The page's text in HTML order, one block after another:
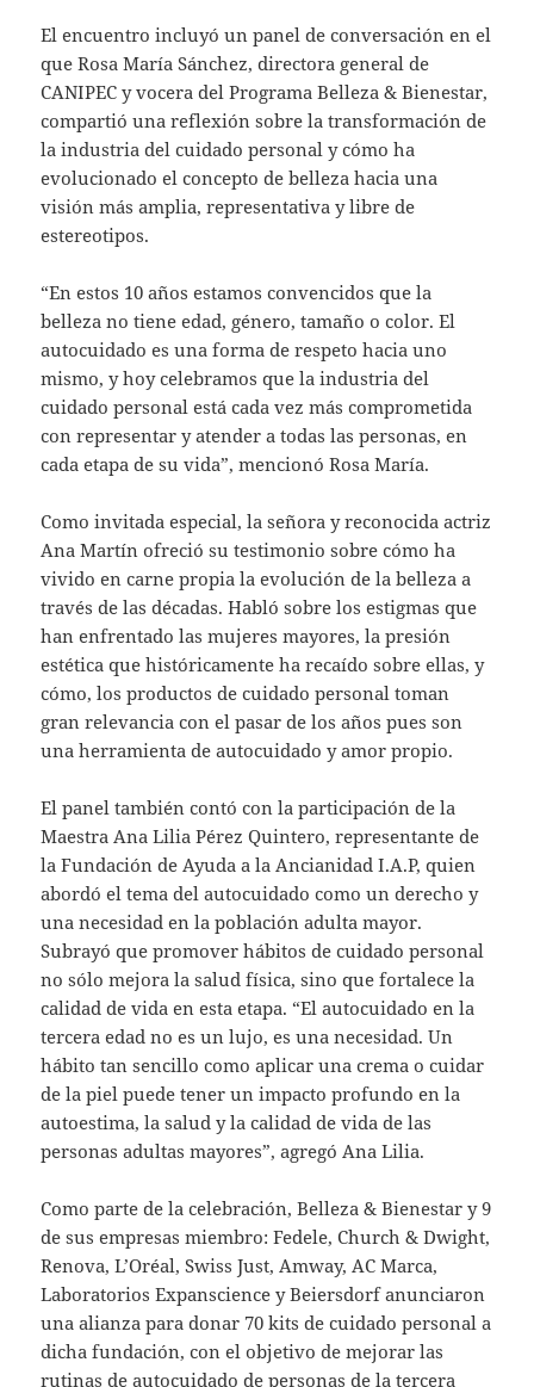
El encuentro incluyó un panel de conversación en el
que Rosa María Sánchez, directora general de
CANIPEC y vocera del Programa Belleza & Bienestar,
compartió una reflexión sobre la transformación de
la industria del cuidado personal y cómo ha
evolucionado el concepto de belleza hacia una
visión más amplia, representativa y libre de
estereotipos.
“En estos 10 años estamos convencidos que la
belleza no tiene edad, género, tamaño o color. El
autocuidado es una forma de respeto hacia uno
mismo, y hoy celebramos que la industria del
cuidado personal está cada vez más comprometida
con representar y atender a todas las personas, en
cada etapa de su vida”, mencionó Rosa María.
Como invitada especial, la señora y reconocida actriz
Ana Martín ofreció su testimonio sobre cómo ha
vivido en carne propia la evolución de la belleza a
través de las décadas. Habló sobre los estigmas que
han enfrentado las mujeres mayores, la presión
estética que históricamente ha recaído sobre ellas, y
cómo, los productos de cuidado personal toman
gran relevancia con el pasar de los años pues son
una herramienta de autocuidado y amor propio.
El panel también contó con la participación de la
Maestra Ana Lilia Pérez Quintero, representante de
la Fundación de Ayuda a la Ancianidad I.A.P, quien
abordó el tema del autocuidado como un derecho y
una necesidad en la población adulta mayor.
Subrayó que promover hábitos de cuidado personal
no sólo mejora la salud física, sino que fortalece la
calidad de vida en esta etapa. “El autocuidado en la
tercera edad no es un lujo, es una necesidad. Un
hábito tan sencillo como aplicar una crema o cuidar
de la piel puede tener un impacto profundo en la
autoestima, la salud y la calidad de vida de las
personas adultas mayores”, agregó Ana Lilia.
Como parte de la celebración, Belleza & Bienestar y 9
de sus empresas miembro: Fedele, Church & Dwight,
Renova, L’Oréal, Swiss Just, Amway, AC Marca,
Laboratorios Expanscience y Beiersdorf anunciaron
una alianza para donar 70 kits de cuidado personal a
dicha fundación, con el objetivo de mejorar las
rutinas de autocuidado de personas de la tercera